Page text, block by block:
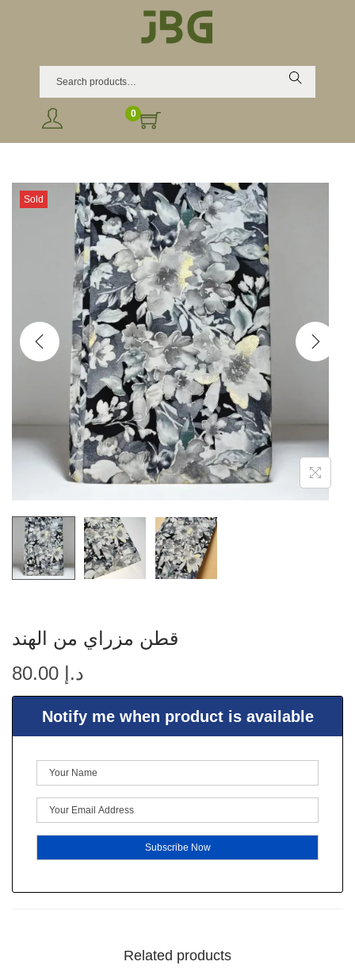
Search
0
Sold
قطن مزراي من الهند
د.إ
Notify me when product is available
Related products